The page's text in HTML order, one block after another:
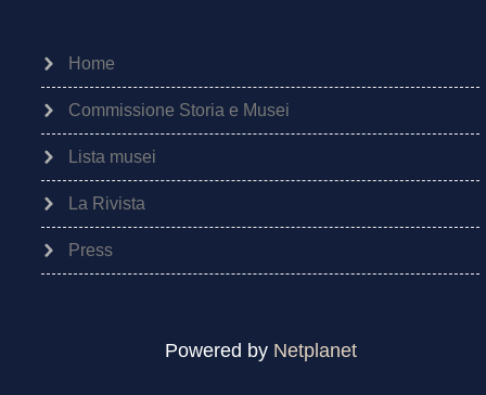
Home
Commissione Storia e Musei
Lista musei
La Rivista
Press
Powered by Netplanet